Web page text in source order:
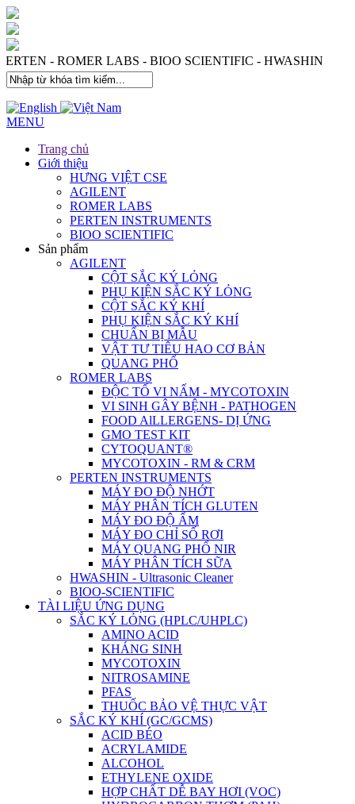
- ROMER LABS - BIOO SCIENTIFIC - HWASHIN
MENU
Trang chủ
Giới thiệu
HƯNG VIỆT CSE
AGILENT
ROMER LABS
PERTEN INSTRUMENTS
BIOO SCIENTIFIC
Sản phẩm
AGILENT
CỘT SẮC KÝ LỎNG
PHỤ KIỆN SẮC KÝ LỎNG
CỘT SẮC KÝ KHÍ
PHỤ KIỆN SẮC KÝ KHÍ
CHUẨN BỊ MẪU
VẬT TƯ TIÊU HAO CƠ BẢN
QUANG PHỔ
ROMER LABS
ĐỘC TỐ VI NẤM - MYCOTOXIN
VI SINH GÂY BỆNH - PATHOGEN
FOOD AlLLERGENS- DỊ ỨNG
GMO TEST KIT
CYTOQUANT®
MYCOTOXIN - RM & CRM
PERTEN INSTRUMENTS
MÁY ĐO ĐỘ NHỚT
MÁY PHÂN TÍCH GLUTEN
MÁY ĐO ĐỘ ẨM
MÁY ĐO CHỈ SỐ RƠI
MÁY QUANG PHỔ NIR
MÁY PHÂN TÍCH SỮA
HWASHIN - Ultrasonic Cleaner
BIOO-SCIENTIFIC
TÀI LIỆU ỨNG DỤNG
SẮC KÝ LỎNG (HPLC/UHPLC)
AMINO ACID
KHÁNG SINH
MYCOTOXIN
NITROSAMINE
PFAS
THUỐC BẢO VỆ THỰC VẬT
SẮC KÝ KHÍ (GC/GCMS)
ACID BÉO
ACRYLAMIDE
ALCOHOL
ETHYLENE OXIDE
HỢP CHẤT DỄ BAY HƠI (VOC)